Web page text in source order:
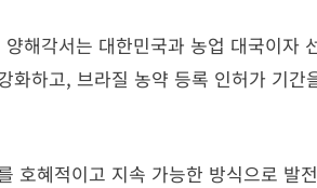
해각서는 대한민국과 농업 대국이자
화하고, 브라질 농약 등록 인허가 기
호혜적이고 지속 가능한 방식으로 발